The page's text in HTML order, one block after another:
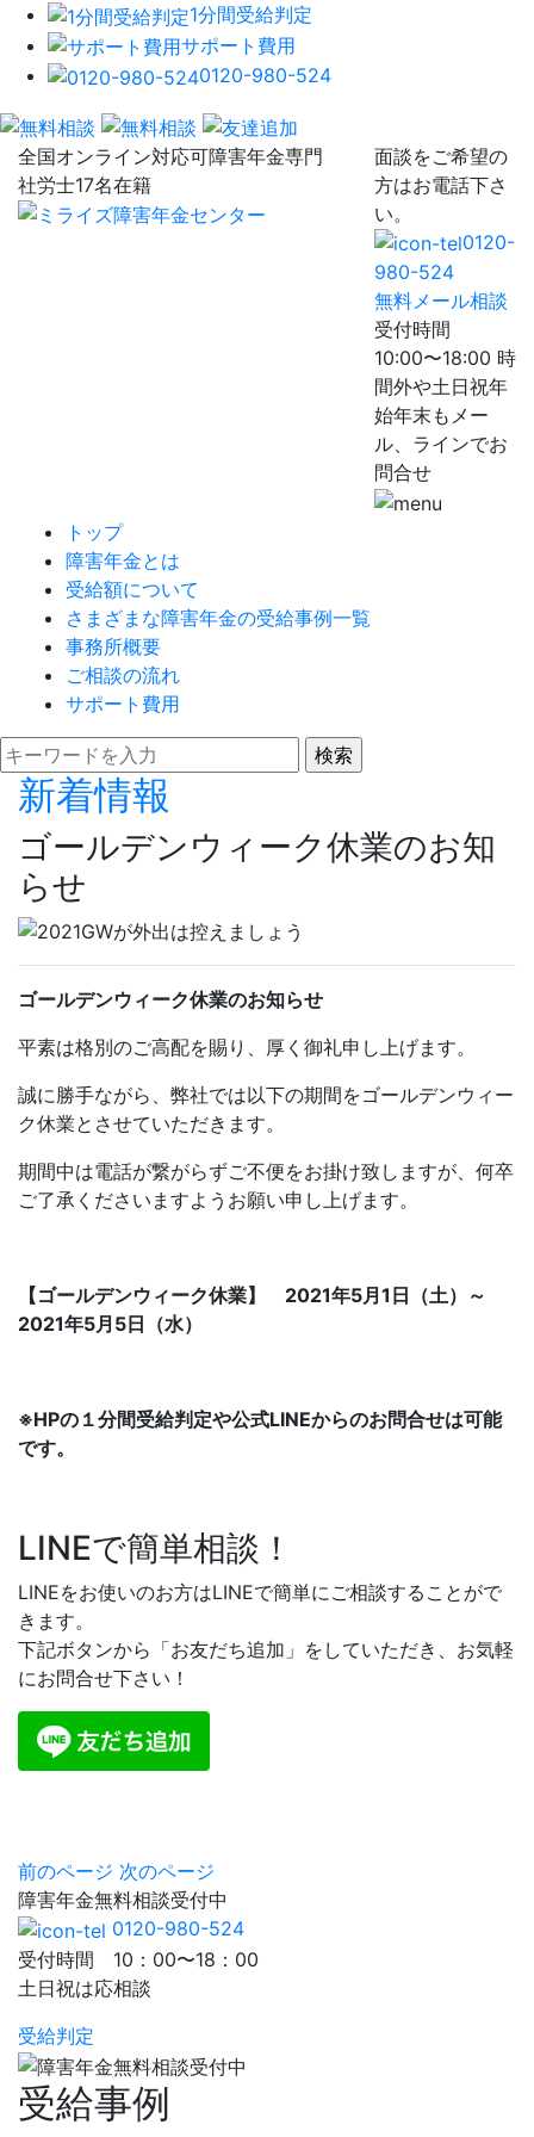
1分間受給判定
サポート費用
0120-980-524
全国オンライン対応可障害年金専門
社労士17名在籍
面談をご希望の
方はお電話下さ
い。
0120-
980-524
無料メール相談
受付時間
10:00〜18:00 時
間外や土日祝年
始年末もメー
ル、ラインでお
問合せ
トップ
障害年金とは
受給額について
さまざまな障害年金の受給事例一覧
事務所概要
ご相談の流れ
サポート費用
新着情報
ゴールデンウィーク休業のお知
らせ
ゴールデンウィーク休業のお知らせ
平素は格別のご高配を賜り、厚く御礼申し上げます。
誠に勝手ながら、弊社では以下の期間をゴールデンウィー
ク休業とさせていただきます。
期間中は電話が繋がらずご不便をお掛け致しますが、何卒
ご了承くださいますようお願い申し上げます。
【ゴールデンウィーク休業】 2021年5月1日（土）～
2021年5月5日（水）
※HPの１分間受給判定や公式LINEからのお問合せは可能
です。
LINEで簡単相談！
LINEをお使いのお方はLINEで簡単にご相談することがで
きます。
下記ボタンから「お友だち追加」をしていただき、お気軽
にお問合せ下さい！
前のページ 次のページ
障害年金無料相談受付中
0120-980-524
受付時間 10：00〜18：00
土日祝は応相談
受給判定
受給事例